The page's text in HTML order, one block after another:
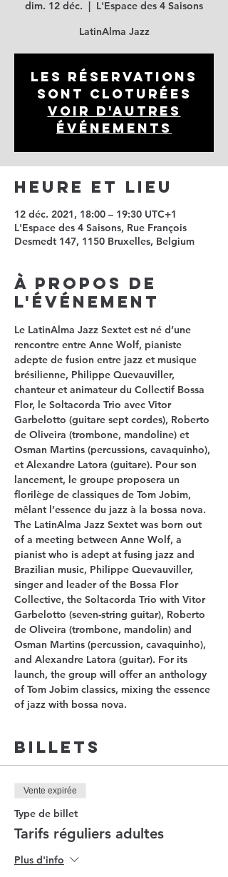
dim. 12 déc.
  |
L'Espace des 4 Saisons
LatinAlma Jazz
Les réservations
sont cloturées
Voir d'autres
événements
Heure et lieu
12 déc. 2021, 18:00 – 19:30 UTC+1
L'Espace des 4 Saisons, Rue François
Desmedt 147, 1150 Bruxelles, Belgium
À propos de
l'événement
Le LatinAlma Jazz Sextet est né d’une
rencontre entre Anne Wolf, pianiste
adepte de fusion entre jazz et musique
brésilienne, Philippe Quevauviller,
chanteur et animateur du Collectif Bossa
Flor, le Soltacorda Trio avec Vitor
Garbelotto (guitare sept cordes), Roberto
de Oliveira (trombone, mandoline) et
Osman Martins (percussions, cavaquinho),
et Alexandre Latora (guitare). Pour son
lancement, le groupe proposera un
florilège de classiques de Tom Jobim,
mêlant l’essence du jazz à la bossa nova.
The LatinAlma Jazz Sextet was born out
of a meeting between Anne Wolf, a
pianist who is adept at fusing jazz and
Brazilian music, Philippe Quevauviller,
singer and leader of the Bossa Flor
Collective, the Soltacorda Trio with Vitor
Garbelotto (seven-string guitar), Roberto
de Oliveira (trombone, mandolin) and
Osman Martins (percussion, cavaquinho),
and Alexandre Latora (guitar). For its
launch, the group will offer an anthology
of Tom Jobim classics, mixing the essence
of jazz with bossa nova.
Billets
Vente expirée
Type de billet
Tarifs réguliers adultes
Plus d'info